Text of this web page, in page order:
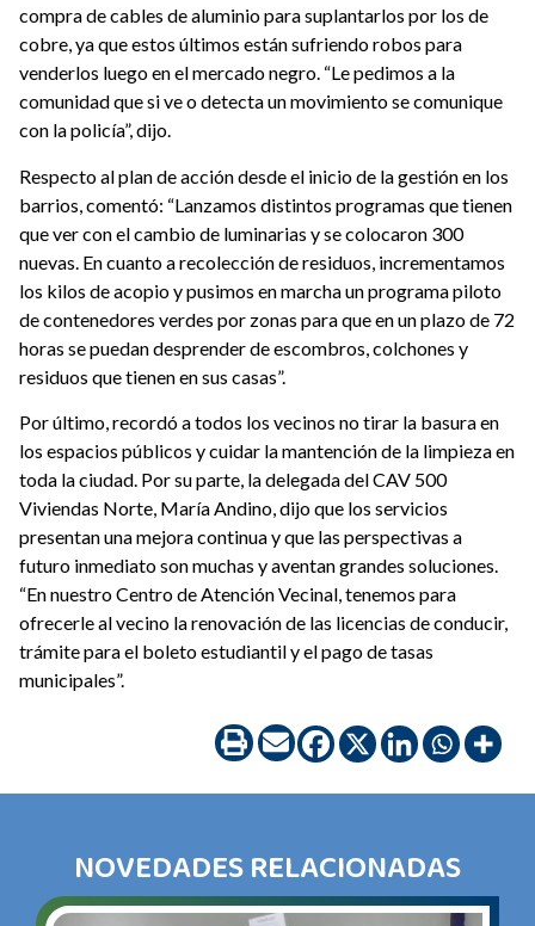
compra de cables de aluminio para suplantarlos por los de
cobre, ya que estos últimos están sufriendo robos para
venderlos luego en el mercado negro. “Le pedimos a la
comunidad que si ve o detecta un movimiento se comunique
con la policía”, dijo.
Respecto al plan de acción desde el inicio de la gestión en los
barrios, comentó: “Lanzamos distintos programas que tienen
que ver con el cambio de luminarias y se colocaron 300
nuevas. En cuanto a recolección de residuos, incrementamos
los kilos de acopio y pusimos en marcha un programa piloto
de contenedores verdes por zonas para que en un plazo de 72
horas se puedan desprender de escombros, colchones y
residuos que tienen en sus casas”.
Por último, recordó a todos los vecinos no tirar la basura en
los espacios públicos y cuidar la mantención de la limpieza en
toda la ciudad. Por su parte, la delegada del CAV 500
Viviendas Norte, María Andino, dijo que los servicios
presentan una mejora continua y que las perspectivas a
futuro inmediato son muchas y aventan grandes soluciones.
“En nuestro Centro de Atención Vecinal, tenemos para
ofrecerle al vecino la renovación de las licencias de conducir,
trámite para el boleto estudiantil y el pago de tasas
municipales”.
NOVEDADES RELACIONADAS